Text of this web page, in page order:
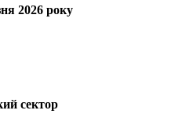
2026 року
сектор